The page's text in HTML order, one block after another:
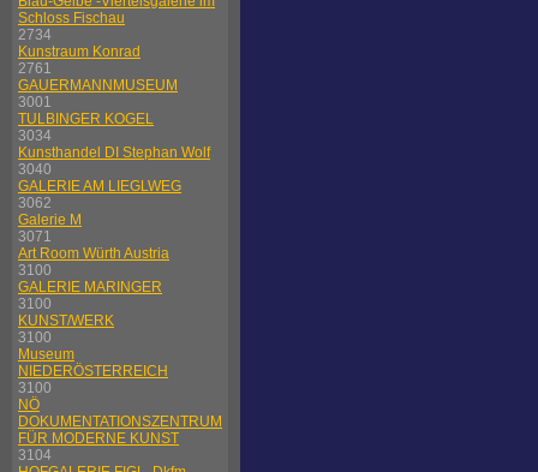
Schloss Fischau
2734
Kunstraum Konrad
2761
GAUERMANNMUSEUM
3001
TULBINGER KOGEL
3034
Kunsthandel DI Stephan Wolf
3040
GALERIE AM LIEGLWEG
3062
Galerie M
3071
Art Room Würth Austria
3100
GALERIE MARINGER
3100
KUNST/WERK
3100
Museum
NIEDERÖSTERREICH
3100
NÖ
DOKUMENTATIONSZENTRUM
FÜR MODERNE KUNST
3104